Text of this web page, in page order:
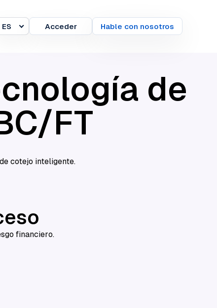
ES Acceder Hable con nosotros
de
FT
cotejo inteligente.
financiero.